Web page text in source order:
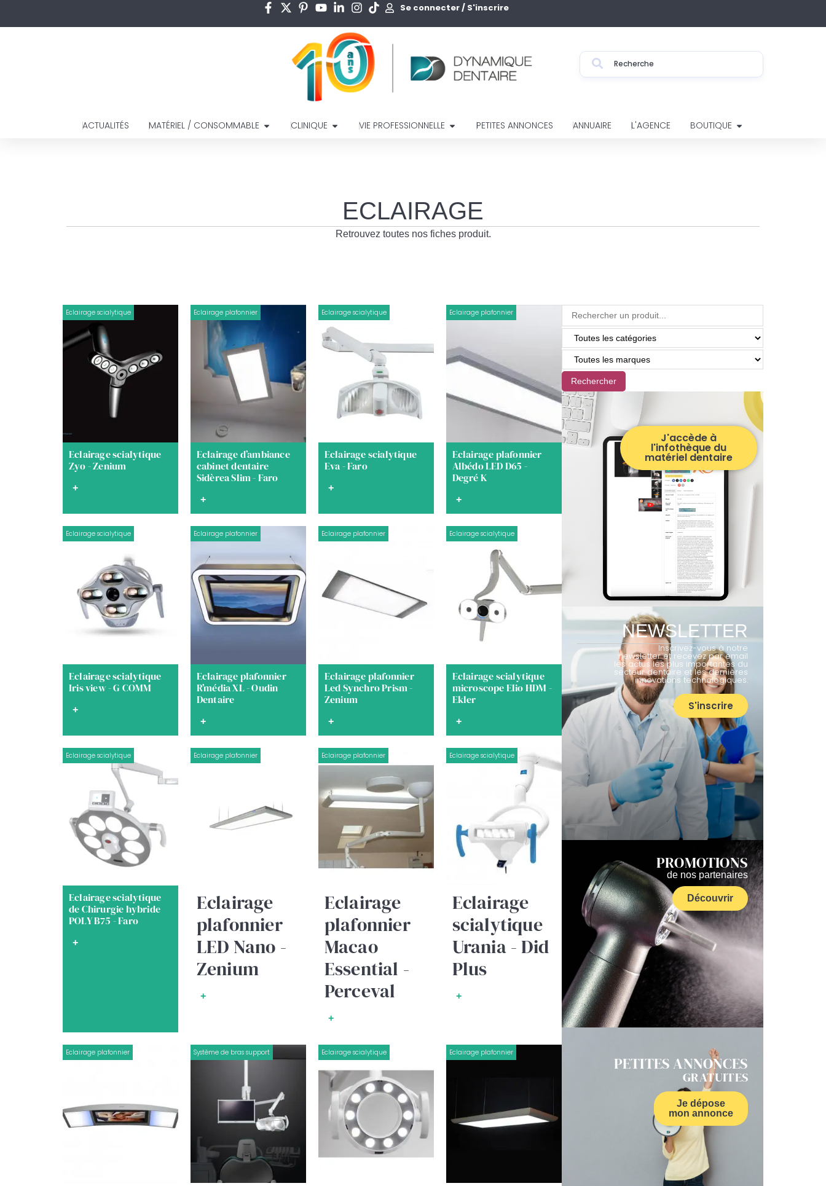
Se connecter / S'inscrire
ACTUALITÉS MATÉRIEL / CONSOMMABLE CLINIQUE VIE PROFESSIONNELLE PETITES ANNONCES ANNUAIRE L'AGENCE BOUTIQUE
ECLAIRAGE
Retrouvez toutes nos fiches produit.
Eclairage scialytique
Eclairage scialytique
Zyo - Zenium
+
Eclairage plafonnier
Eclairage d’ambiance
cabinet dentaire
Sidèrea Slim - Faro
+
Eclairage scialytique
Eclairage scialytique
Eva - Faro
+
Eclairage plafonnier
Eclairage plafonnier
Albédo LED D65 -
Degré K
+
Eclairage scialytique
Eclairage scialytique
Iris view - G COMM
+
Eclairage plafonnier
Eclairage plafonnier
R’média XL - Oudin
Dentaire
+
Eclairage plafonnier
Eclairage plafonnier
Led Synchro Prism -
Zenium
+
Eclairage scialytique
Eclairage scialytique
microscope Elio HDM -
Ekler
+
Eclairage scialytique
Eclairage scialytique
de Chirurgie hybride
POLY B75 - Faro
+
Eclairage plafonnier
Eclairage
plafonnier
LED Nano -
Zenium
+
Eclairage plafonnier
Eclairage
plafonnier
Macao
Essential -
Perceval
+
Eclairage scialytique
Eclairage
scialytique
Urania - Did
Plus
+
Eclairage plafonnier Système de bras support Eclairage scialytique Eclairage plafonnier
Rechercher
J'accède à
l'infothèque du
matériel dentaire
NEWSLETTER
Inscrivez-vous à notre
newsletter et recevez par email
les actus les plus importantes du
secteur dentaire et les dernières
innovations technologiques.
S'inscrire
PROMOTIONS
de nos partenaires
Découvrir
PETITES ANNONCES
GRATUITES
Je dépose
mon annonce